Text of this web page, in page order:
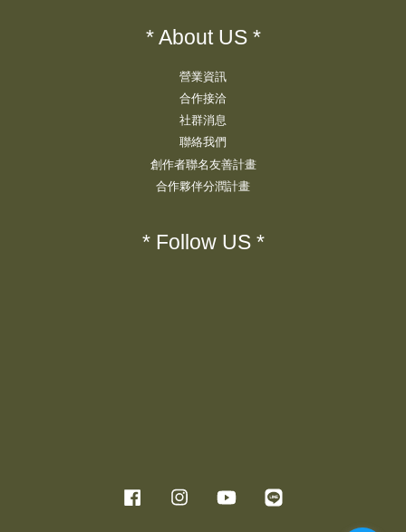
* About US *
營業資訊
合作接洽
社群消息
聯絡我們
創作者聯名友善計畫
合作夥伴分潤計畫
* Follow US *
Facebook Instagram YouTube